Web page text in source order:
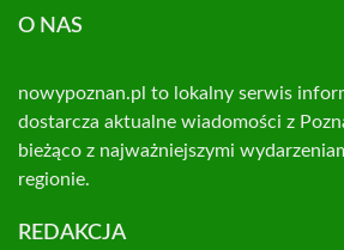
O NAS
nowypoznan.pl to lokalny serwis
dostarcza aktualne wiadomości z
bieżąco z najważniejszymi
regionie.
REDAKCJA